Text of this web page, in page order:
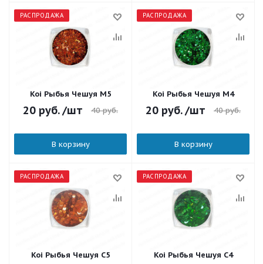
РАСПРОДАЖА
Koi Рыбья Чешуя М5
20 руб. /шт 40руб.
В корзину
РАСПРОДАЖА
Koi Рыбья Чешуя М4
20 руб. /шт 40руб.
В корзину
РАСПРОДАЖА
Koi Рыбья Чешуя С5
РАСПРОДАЖА
Koi Рыбья Чешуя С4